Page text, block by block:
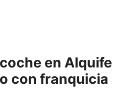
en Alquife
con franquicia